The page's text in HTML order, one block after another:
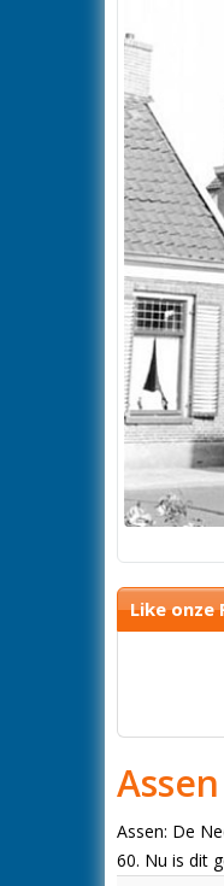
Like onze
Assen
Assen: De
60. Nu is dit